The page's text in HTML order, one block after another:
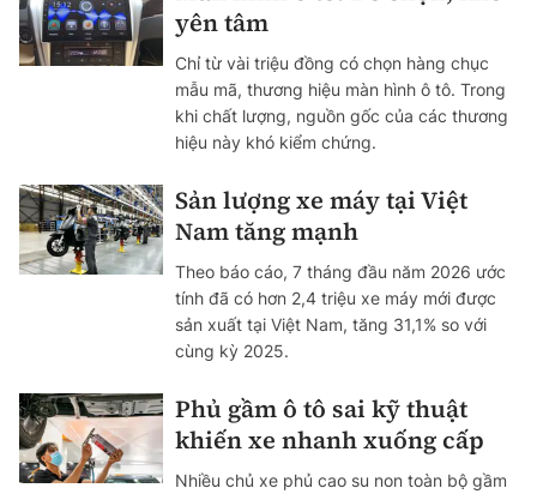
yên tâm
Chỉ từ vài triệu đồng có chọn hàng chục
mẫu mã, thương hiệu màn hình ô tô. Trong
khi chất lượng, nguồn gốc của các thương
hiệu này khó kiểm chứng.
Sản lượng xe máy tại Việt
Nam tăng mạnh
Theo báo cáo, 7 tháng đầu năm 2026 ước
tính đã có hơn 2,4 triệu xe máy mới được
sản xuất tại Việt Nam, tăng 31,1% so với
cùng kỳ 2025.
Phủ gầm ô tô sai kỹ thuật
khiến xe nhanh xuống cấp
Nhiều chủ xe phủ cao su non toàn bộ gầm